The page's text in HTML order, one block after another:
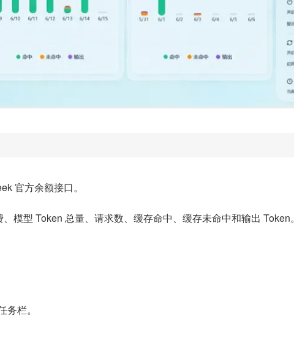
官方余额接口。
模型 Token 总量、请求数、缓存命中、缓存未命中和输出 Token。
栏。